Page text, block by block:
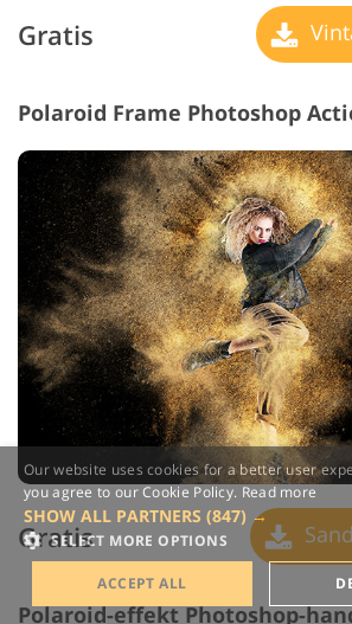
Gratis
Gratis
Our website uses cookies for a better user
you agree to our Cookie Policy. Read more
SHOW ALL PARTNERS (847) →
SELECT MORE OPTIONS
ACCEPT ALL